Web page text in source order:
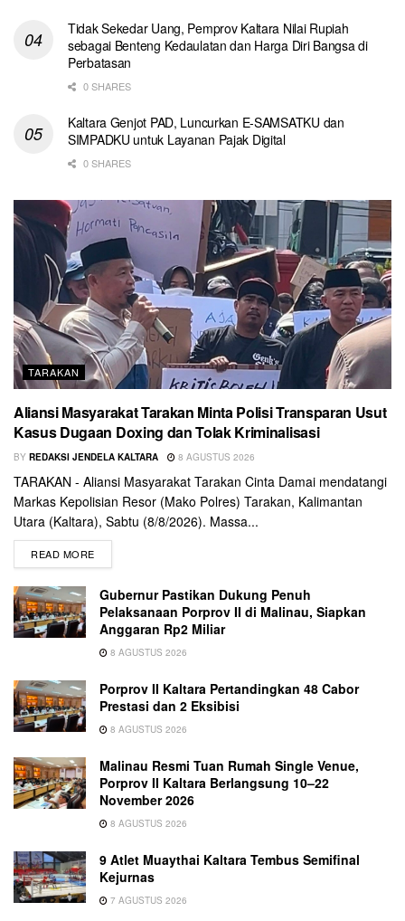
Tidak Sekedar Uang, Pemprov Kaltara Nilai Rupiah
sebagai Benteng Kedaulatan dan Harga Diri Bangsa di
Perbatasan
0 SHARES
Kaltara Genjot PAD, Luncurkan E-SAMSATKU dan
SIMPADKU untuk Layanan Pajak Digital
0 SHARES
TARAKAN
Aliansi Masyarakat Tarakan Minta Polisi Transparan Usut
Kasus Dugaan Doxing dan Tolak Kriminalisasi
BY REDAKSI JENDELA KALTARA 8 AGUSTUS 2026
TARAKAN - Aliansi Masyarakat Tarakan Cinta Damai mendatangi
Markas Kepolisian Resor (Mako Polres) Tarakan, Kalimantan
Utara (Kaltara), Sabtu (8/8/2026). Massa...
READ MORE
Gubernur Pastikan Dukung Penuh
Pelaksanaan Porprov II di Malinau, Siapkan
Anggaran Rp2 Miliar
8 AGUSTUS 2026
Porprov II Kaltara Pertandingkan 48 Cabor
Prestasi dan 2 Eksibisi
8 AGUSTUS 2026
Malinau Resmi Tuan Rumah Single Venue,
Porprov II Kaltara Berlangsung 10–22
November 2026
8 AGUSTUS 2026
9 Atlet Muaythai Kaltara Tembus Semifinal
Kejurnas
7 AGUSTUS 2026